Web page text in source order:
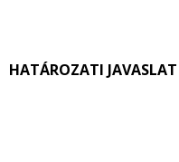
HATÁROZATI JAVASLAT